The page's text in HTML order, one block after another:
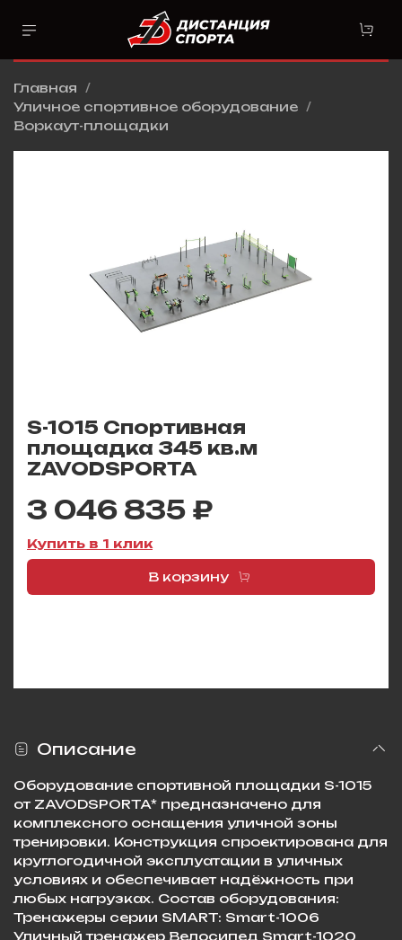
Главная
Уличное спортивное оборудование
Воркаут-площадки
S-1015 Спортивная
площадка 345 кв.м
ZAVODSPORTA
3 046 835 ₽
Купить в 1 клик
В корзину
Описание
Оборудование спортивной площадки S-1015
от ZAVODSPORTA* предназначено для
комплексного оснащения уличной зоны
тренировки. Конструкция спроектирована для
круглогодичной эксплуатации в уличных
условиях и обеспечивает надёжность при
любых нагрузках. Состав оборудования:
Тренажеры серии SMART: Smart-1006
Уличный тренажер Велосипед Smart-1020